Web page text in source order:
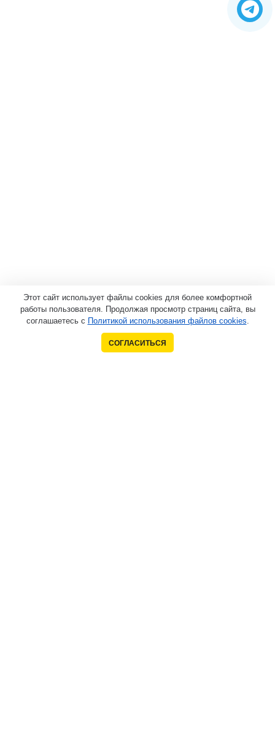
Этот сайт использует файлы cookies для более комфортной
работы пользователя. Продолжая просмотр страниц сайта, вы
соглашаетесь с Политикой использования файлов cookies.
СОГЛАСИТЬСЯ